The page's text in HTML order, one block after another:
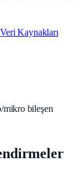
Veri Kaynakları
mikro bileşen